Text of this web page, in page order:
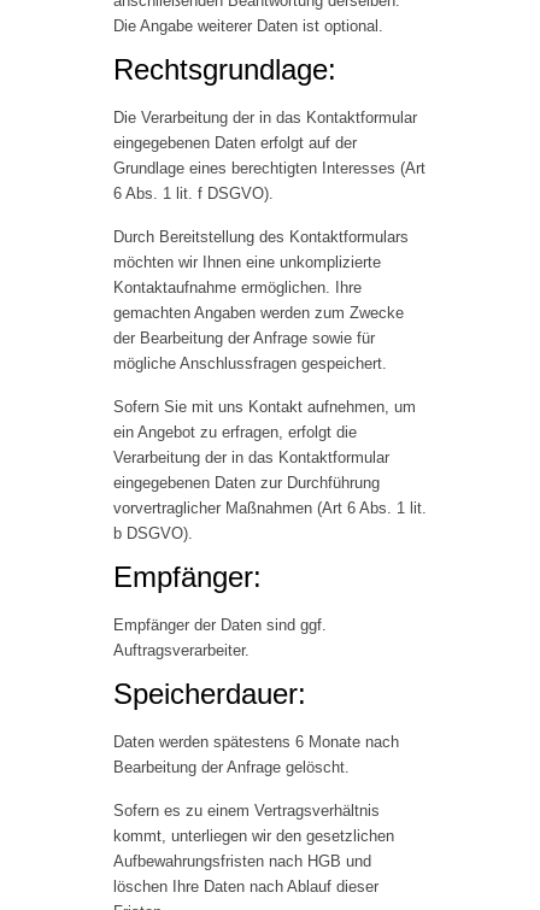
Die Angabe weiterer Daten ist optional.
Rechtsgrundlage:
Die Verarbeitung der in das Kontaktformular
eingegebenen Daten erfolgt auf der
Grundlage eines berechtigten Interesses (Art
6 Abs. 1 lit. f DSGVO).
Durch Bereitstellung des Kontaktformulars
möchten wir Ihnen eine unkomplizierte
Kontaktaufnahme ermöglichen. Ihre
gemachten Angaben werden zum Zwecke
der Bearbeitung der Anfrage sowie für
mögliche Anschlussfragen gespeichert.
Sofern Sie mit uns Kontakt aufnehmen, um
ein Angebot zu erfragen, erfolgt die
Verarbeitung der in das Kontaktformular
eingegebenen Daten zur Durchführung
vorvertraglicher Maßnahmen (Art 6 Abs. 1 lit.
b DSGVO).
Empfänger:
Empfänger der Daten sind ggf.
Auftragsverarbeiter.
Speicherdauer:
Daten werden spätestens 6 Monate nach
Bearbeitung der Anfrage gelöscht.
Sofern es zu einem Vertragsverhältnis
kommt, unterliegen wir den gesetzlichen
Aufbewahrungsfristen nach HGB und
löschen Ihre Daten nach Ablauf dieser